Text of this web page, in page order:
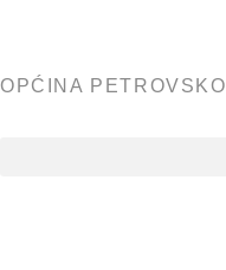
OPĆINA PETROVSKO